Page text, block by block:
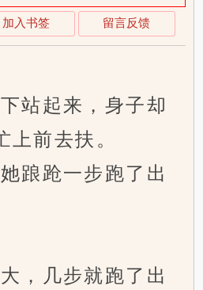
加入书签 留言反馈
站起来，身子却
上前去扶。
踉跄一步跑了出
，几步就跑了出